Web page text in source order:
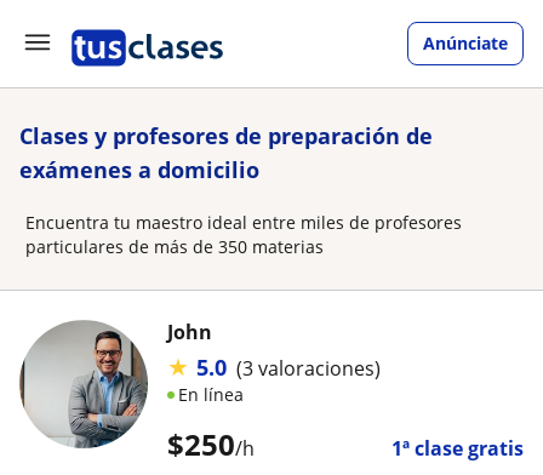
Anúnciate
Clases y profesores de preparación de
exámenes a domicilio
Encuentra tu maestro ideal entre miles de profesores
particulares de más de 350 materias
$250/h 1ª clase gratis
John
★ 5.0 (3 valoraciones)
En línea